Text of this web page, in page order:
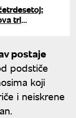
tri
postaje
podstiče
koji
i neiskrene